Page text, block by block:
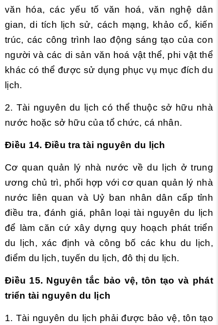
văn hóa, các yếu tố văn hoá, văn nghệ dân
gian, di tích lịch sử, cách mạng, khảo cổ, kiến
trúc, các công trình lao động sáng tạo của con
người và các di sản văn hoá vật thể, phi vật thể
khác có thể được sử dụng phục vụ mục đích du
lịch.
2. Tài nguyên du lịch có thể thuộc sở hữu nhà
nước hoặc sở hữu của tổ chức, cá nhân.
Điều 14. Điều tra tài nguyên du lịch
Cơ quan quản lý nhà nước về du lịch ở trung
ương chủ trì, phối hợp với cơ quan quản lý nhà
nước liên quan và Uỷ ban nhân dân cấp tỉnh
điều tra, đánh giá, phân loại tài nguyên du lịch
để làm căn cứ xây dựng quy hoạch phát triển
du lịch, xác định và công bố các khu du lịch,
điểm du lịch, tuyến du lịch, đô thị du lịch.
Điều 15. Nguyên tắc bảo vệ, tôn tạo và phát
triển tài nguyên du lịch
1. Tài nguyên du lịch phải được bảo vệ, tôn tạo